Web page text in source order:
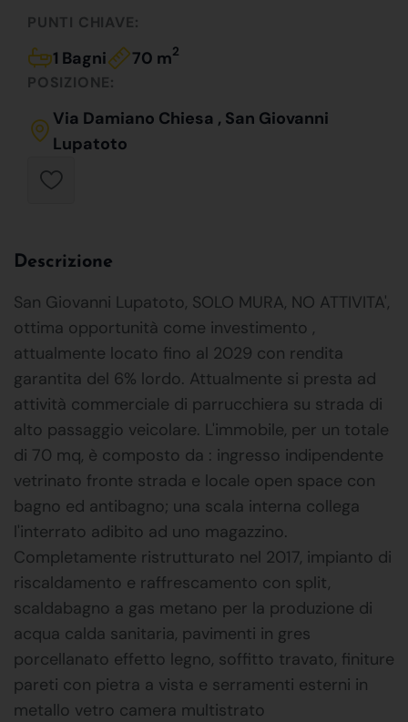
PUNTI CHIAVE:
1 Bagni 70 m2
POSIZIONE:
Via Damiano Chiesa , San Giovanni
Lupatoto
Descrizione
San Giovanni Lupatoto, SOLO MURA, NO ATTIVITA',
ottima opportunità come investimento ,
attualmente locato fino al 2029 con rendita
garantita del 6% lordo. Attualmente si presta ad
attività commerciale di parrucchiera su strada di
alto passaggio veicolare. L'immobile, per un totale
di 70 mq, è composto da : ingresso indipendente
vetrinato fronte strada e locale open space con
bagno ed antibagno; una scala interna collega
l'interrato adibito ad uno magazzino.
Completamente ristrutturato nel 2017, impianto di
riscaldamento e raffrescamento con split,
scaldabagno a gas metano per la produzione di
acqua calda sanitaria, pavimenti in gres
porcellanato effetto legno, soffitto travato, finiture
pareti con pietra a vista e serramenti esterni in
metallo vetro camera multistrato